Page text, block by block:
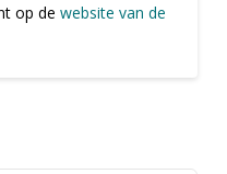
op de website van de